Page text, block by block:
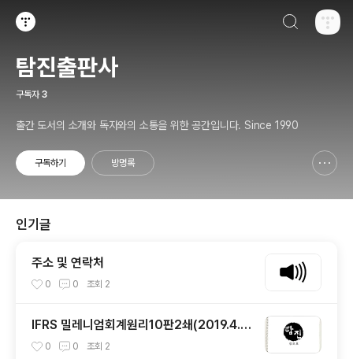
탐진출판사
구독자 3
출간 도서의 소개와 독자와의 소통을 위한 공간입니다. Since 1990
구독하기 방명록
인기글
주소 및 연락처
0 0 조회 2
IFRS 밀레니엄회계원리10판2쇄(2019.4.1
6) 정오표
0 0 조회 2